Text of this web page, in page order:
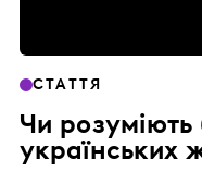
СТАТТЯ
Чи
українських